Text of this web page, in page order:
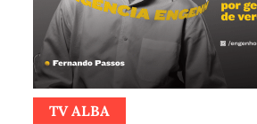
TV ALBA